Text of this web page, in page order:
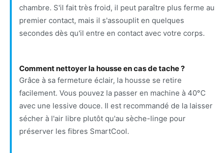
chambre. S'il fait très froid, il peut paraître plus ferme au
premier contact, mais il s'assouplit en quelques
secondes dès qu'il entre en contact avec votre corps.
Comment nettoyer la housse en cas de tache ?
Grâce à sa fermeture éclair, la housse se retire
facilement. Vous pouvez la passer en machine à 40°C
avec une lessive douce. Il est recommandé de la laisser
sécher à l'air libre plutôt qu'au sèche-linge pour
préserver les fibres SmartCool.